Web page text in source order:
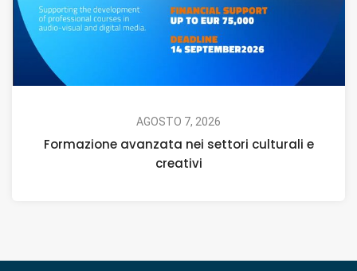
AGOSTO 7, 2026
Formazione avanzata nei settori culturali e
creativi